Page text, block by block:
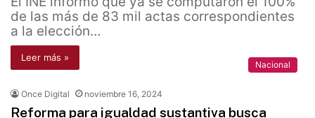
de las más de 83 mil actas correspondientes
a la elección…
Leer más »
Nacional
Once Digital noviembre 16, 2024
Reforma para igualdad sustantiva busca